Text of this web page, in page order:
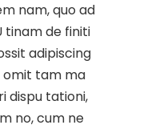
nam, quo ad
tinam de finiti
adipiscing
omit tam ma
dispu tationi,
no, cum ne